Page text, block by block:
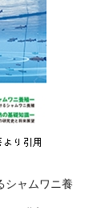
シャムワニ養